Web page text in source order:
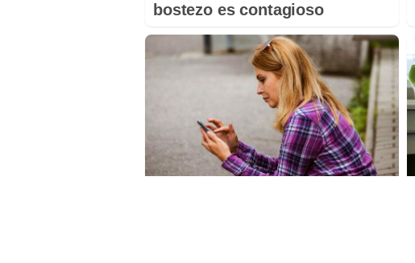
bostezo es contagioso